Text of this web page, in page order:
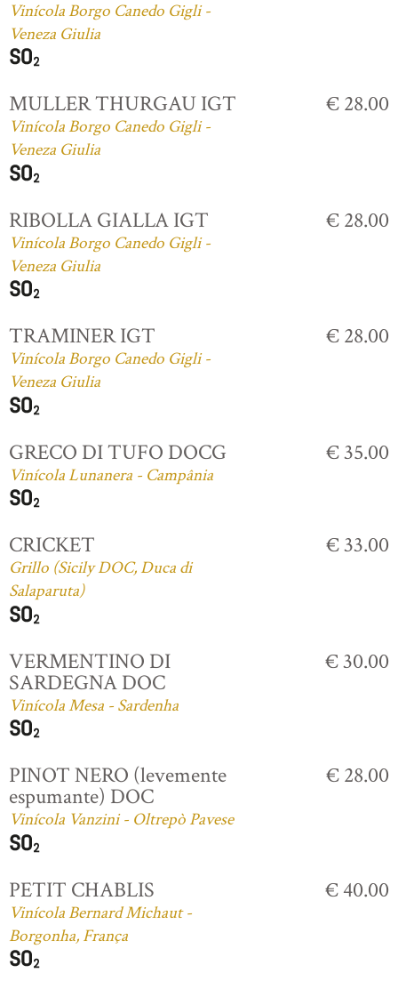
Vinícola Borgo Canedo Gigli -
Veneza Giulia
MULLER THURGAU IGT
Vinícola Borgo Canedo Gigli -
Veneza Giulia
€ 28.00
RIBOLLA GIALLA IGT
Vinícola Borgo Canedo Gigli -
Veneza Giulia
€ 28.00
TRAMINER IGT
Vinícola Borgo Canedo Gigli -
Veneza Giulia
€ 28.00
GRECO DI TUFO DOCG
Vinícola Lunanera - Campânia
€ 35.00
CRICKET
Grillo (Sicily DOC, Duca di
Salaparuta)
€ 33.00
VERMENTINO DI
SARDEGNA DOC
Vinícola Mesa - Sardenha
€ 30.00
PINOT NERO (levemente
espumante) DOC
Vinícola Vanzini - Oltrepò Pavese
€ 28.00
PETIT CHABLIS
Vinícola Bernard Michaut -
Borgonha, França
€ 40.00